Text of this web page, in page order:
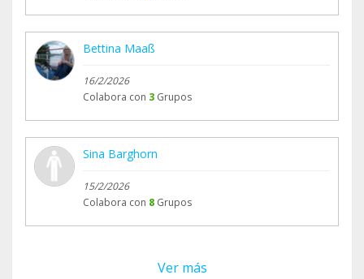
Bettina Maaß
16/2/2026
Colabora con 3 Grupos
Sina Barghorn
15/2/2026
Colabora con 8 Grupos
Ver más